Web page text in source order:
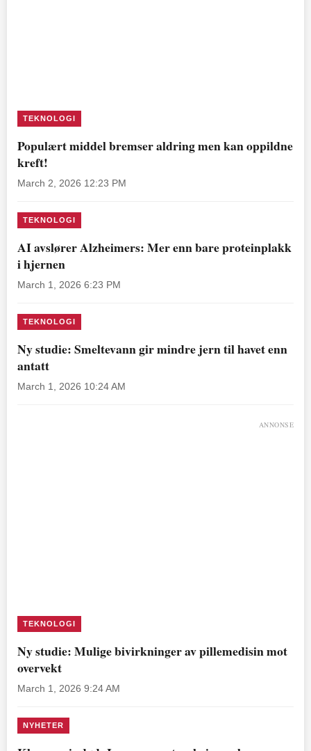
TEKNOLOGI
Populært middel bremser aldring men kan oppildne
kreft!
March 2, 2026 12:23 PM
TEKNOLOGI
AI avslører Alzheimers: Mer enn bare proteinplakk
i hjernen
March 1, 2026 6:23 PM
TEKNOLOGI
Ny studie: Smeltevann gir mindre jern til havet enn
antatt
March 1, 2026 10:24 AM
ANNONSE
TEKNOLOGI
Ny studie: Mulige bivirkninger av pillemedisin mot
overvekt
March 1, 2026 9:24 AM
NYHETER